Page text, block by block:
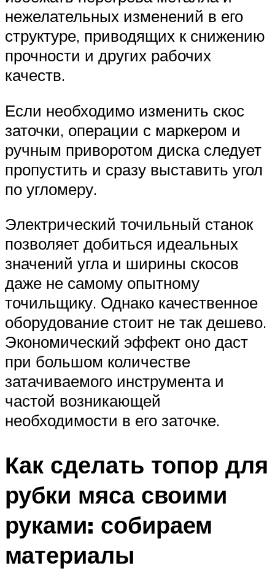
нежелательных изменений в его
структуре, приводящих к снижению
прочности и других рабочих
качеств.
Если необходимо изменить скос
заточки, операции с маркером и
ручным приворотом диска следует
пропустить и сразу выставить угол
по угломеру.
Электрический точильный станок
позволяет добиться идеальных
значений угла и ширины скосов
даже не самому опытному
точильщику. Однако качественное
оборудование стоит не так дешево.
Экономический эффект оно даст
при большом количестве
затачиваемого инструмента и
частой возникающей
необходимости в его заточке.
Как сделать топор для
рубки мяса своими
руками: собираем
материалы